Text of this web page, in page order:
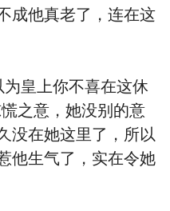
他生气了，实在令她